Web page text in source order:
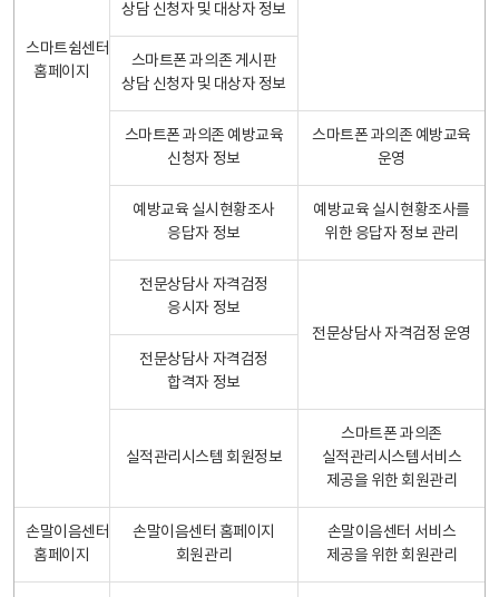
스마트쉼센터
홈페이지
상담 신청자 및 대상자 정보
스마트폰 과의존 게시판
상담 신청자 및 대상자 정보
스마트폰 과의존 예방교육
신청자 정보
스마트폰 과의존 예방교육
운영
예방교육 실시현황조사
응답자 정보
예방교육 실시현황조사를
위한 응답자 정보 관리
전문상담사 자격검정
응시자 정보
전문상담사 자격검정 운영
전문상담사 자격검정
합격자 정보
실적관리시스템 회원정보
스마트폰 과의존
실적관리시스템서비스
제공을 위한 회원관리
손말이음센터
홈페이지
손말이음센터 홈페이지
회원관리
손말이음센터 서비스
제공을 위한 회원관리